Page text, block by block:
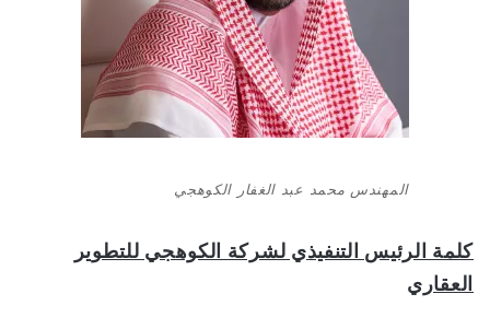
المهندس محمد عبد الغفار الكوهجي
كلمة الرئيس التنفيذي لشركة الكوهجي للتطوير
العقاري